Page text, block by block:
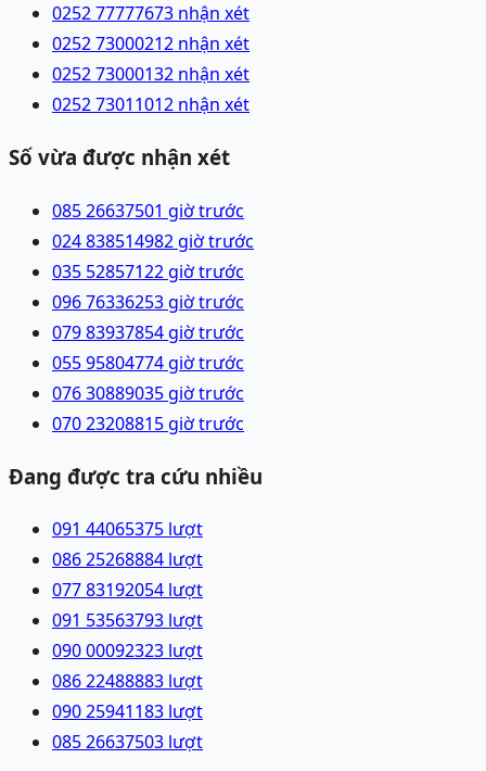
0252 77777673 nhận xét
0252 73000212 nhận xét
0252 73000132 nhận xét
0252 73011012 nhận xét
Số vừa được nhận xét
085 26637501 giờ trước
024 838514982 giờ trước
035 52857122 giờ trước
096 76336253 giờ trước
079 83937854 giờ trước
055 95804774 giờ trước
076 30889035 giờ trước
070 23208815 giờ trước
Đang được tra cứu nhiều
091 44065375 lượt
086 25268884 lượt
077 83192054 lượt
091 53563793 lượt
090 00092323 lượt
086 22488883 lượt
090 25941183 lượt
085 26637503 lượt